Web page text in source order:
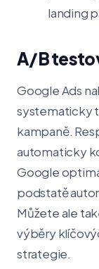
landing
A/B
Google Ads
systematicky
kampaně.
automaticky
Google
podstatě
Můžete ale
výběry
strategie.